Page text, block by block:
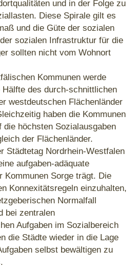
und in der Folge zu
Diese Spirale gilt es
und die Güte der sozialen
sozialen Infrastruktur für die
sollten nicht vom Wohnort
Kommunen werde
des durch-schnittlichen
westdeutschen Flächenländer
haben die Kommunen
die höchsten Sozialausgaben
der Flächenländer.
Städtetag Nordrhein-Westfalen
aufgaben-adäquate
Kommunen Sorge trägt. Die
Konnexitätsregeln einzuhalten,
Normalfall
bei zentralen
Aufgaben im Sozialbereich
die Städte wieder in die Lage
selbst bewältigen zu